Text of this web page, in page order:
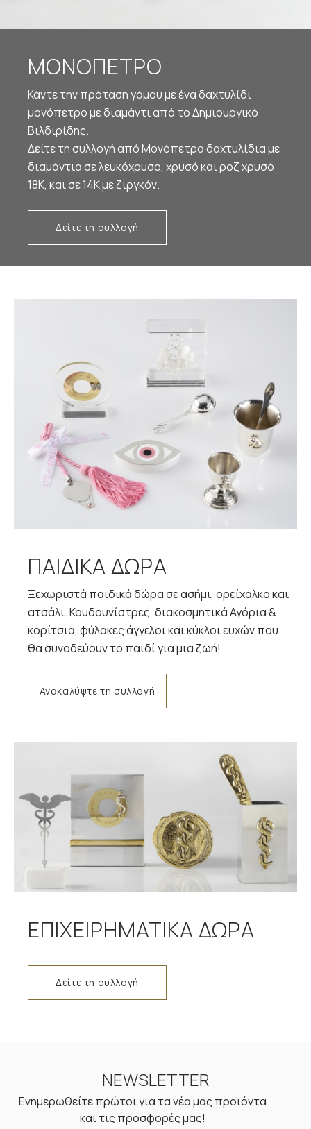
ΜΟΝΟΠΕΤΡΟ
Κάντε την πρόταση γάμου με ένα δαχτυλίδι
μονόπετρο με διαμάντι από το Δημιουργικό
Βιλδιρίδης.
Δείτε τη συλλογή από Μονόπετρα δαχτυλίδια με
διαμάντια σε λευκόχρυσο, χρυσό και ροζ χρυσό
18Κ, και σε 14Κ με ζιργκόν.
Δείτε τη συλλογή
ΠΑΙΔΙΚΑ ΔΩΡΑ
Ξεχωριστά παιδικά δώρα σε ασήμι, ορείχαλκο και
ατσάλι. Κουδουνίστρες, διακοσμητικά Αγόρια &
κορίτσια, φύλακες άγγελοι και κύκλοι ευχών που
θα συνοδεύουν το παιδί για μια ζωή!
Ανακαλύψτε τη συλλογή
ΕΠΙΧΕΙΡΗΜΑΤΙΚΑ ΔΩΡΑ
Δείτε τη συλλογή
NEWSLETTER
Ενημερωθείτε πρώτοι για τα νέα μας προϊόντα
και τις προσφορές μας!